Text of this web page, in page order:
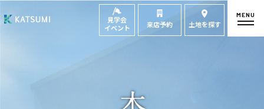
見学会・
イベント来場予約
見学会
イベント
来店予約 土地を探す
MENU